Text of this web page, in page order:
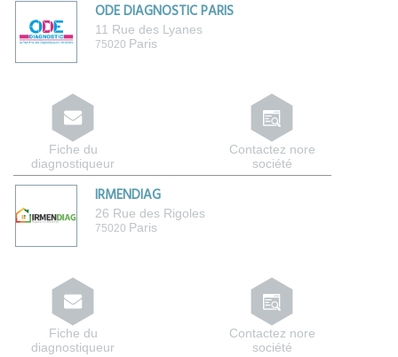
ODE DIAGNOSTIC PARIS
11 Rue des Lyanes
75020 Paris
Contactez nore
société
Fiche du
diagnostiqueur
IRMENDIAG
26 Rue des Rigoles
75020 Paris
Contactez nore
société
Fiche du
diagnostiqueur